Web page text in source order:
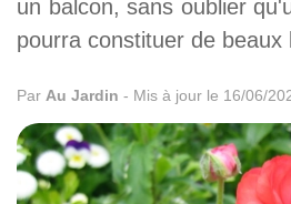
un balcon, sans oublier
pourra constituer de beaux
Par Au Jardin - Mis à jour le 16/06/